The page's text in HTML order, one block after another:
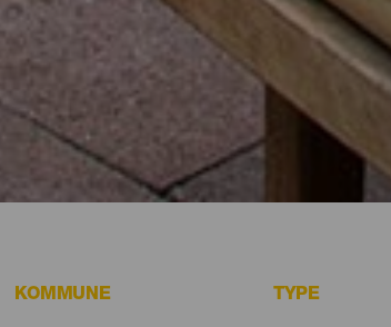
på et malerisk hotel omgivet af natur og med
kvadratkilometer. Find den perfekte mulighed
udvalg af de bedste overnatningssteder på La
KOMMUNE TYPE